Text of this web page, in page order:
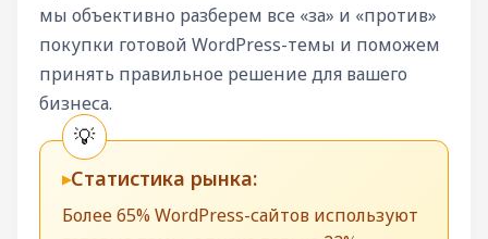
мы объективно разберем все «за» и «против»
покупки готовой WordPress-темы и поможем
принять правильное решение для вашего
бизнеса.
Статистика рынка:
Более 65% WordPress-сайтов используют